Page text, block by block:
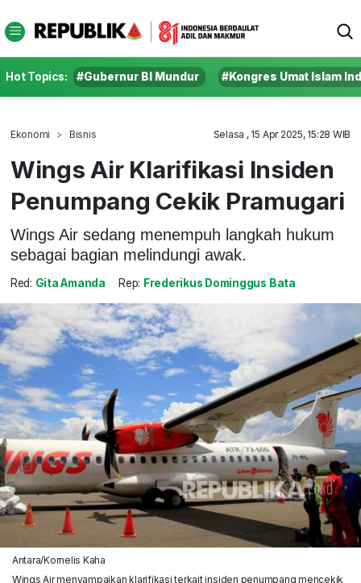
Hot Topics: #Gubernur BI Mundur #Kongres Umat Islam
Ekonomi Bisnis Selasa , 15 Apr 2025, 15:28 WIB
Wings Air Klarifikasi Insiden
Penumpang Cekik Pramugari
Wings Air sedang menempuh langkah hukum
sebagai bagian melindungi awak.
Red: Gita Amanda Rep: Frederikus Dominggus Bata
Antara/Kornelis Kaha
Wings Air menyampaikan klarifikasi terkait insiden penumpang mencekik